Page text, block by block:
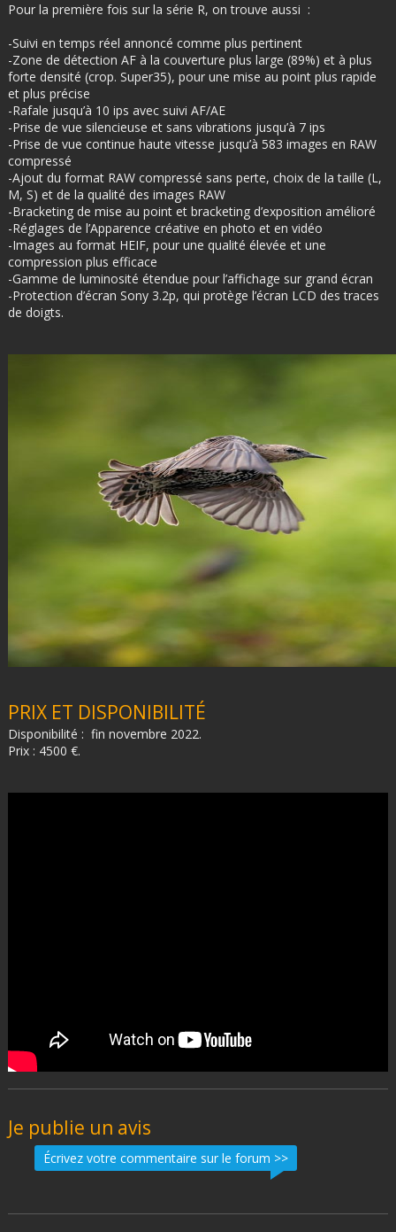
Pour la première fois sur la série R, on trouve aussi :
-Suivi en temps réel annoncé comme plus pertinent
-Zone de détection AF à la couverture plus large (89%) et à plus
forte densité (crop. Super35), pour une mise au point plus rapide
et plus précise
-Rafale jusqu’à 10 ips avec suivi AF/AE
-Prise de vue silencieuse et sans vibrations jusqu’à 7 ips
-Prise de vue continue haute vitesse jusqu’à 583 images en RAW
compressé
-Ajout du format RAW compressé sans perte, choix de la taille (L,
M, S) et de la qualité des images RAW
-Bracketing de mise au point et bracketing d’exposition amélioré
-Réglages de l’Apparence créative en photo et en vidéo
-Images au format HEIF, pour une qualité élevée et une
compression plus efficace
-Gamme de luminosité étendue pour l’affichage sur grand écran
-Protection d’écran Sony 3.2p, qui protège l’écran LCD des traces
de doigts.
PRIX ET DISPONIBILITÉ
Disponibilité : fin novembre 2022.
Prix : 4500 €.
Je publie un avis
Écrivez votre commentaire sur le forum >>